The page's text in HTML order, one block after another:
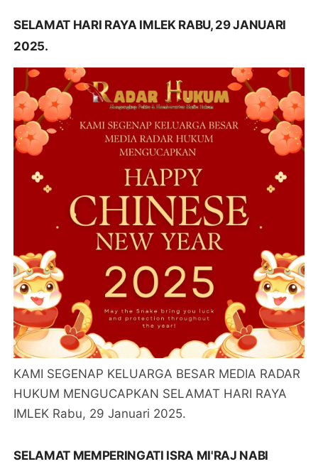
SELAMAT HARI RAYA IMLEK RABU, 29 JANUARI
2025.
KAMI SEGENAP KELUARGA BESAR MEDIA RADAR
HUKUM MENGUCAPKAN SELAMAT HARI RAYA
IMLEK Rabu, 29 Januari 2025.
SELAMAT MEMPERINGATI ISRA MI'RAJ NABI